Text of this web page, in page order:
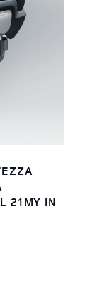
21MY IN